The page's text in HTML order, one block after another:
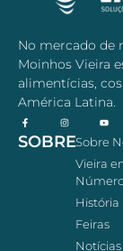
No mercado de
Moinhos Vieira
alimentícias,
América Latina.
SOBRESobre
Vieira
História
Feiras
Notícias